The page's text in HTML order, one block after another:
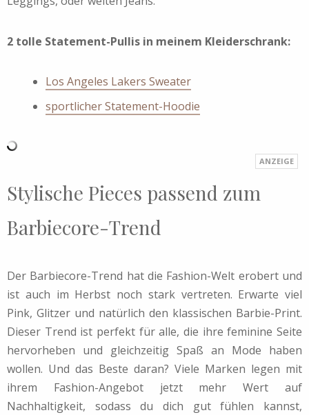
2 tolle Statement-Pullis in meinem Kleiderschrank:
Los Angeles Lakers Sweater
sportlicher Statement-Hoodie
Stylische Pieces passend zum
Barbiecore-Trend
Der Barbiecore-Trend hat die Fashion-Welt erobert und
ist auch im Herbst noch stark vertreten. Erwarte viel
Pink, Glitzer und natürlich den klassischen Barbie-Print.
Dieser Trend ist perfekt für alle, die ihre feminine Seite
hervorheben und gleichzeitig Spaß an Mode haben
wollen. Und das Beste daran? Viele Marken legen mit
ihrem Fashion-Angebot jetzt mehr Wert auf
Nachhaltigkeit, sodass du dich gut fühlen kannst,